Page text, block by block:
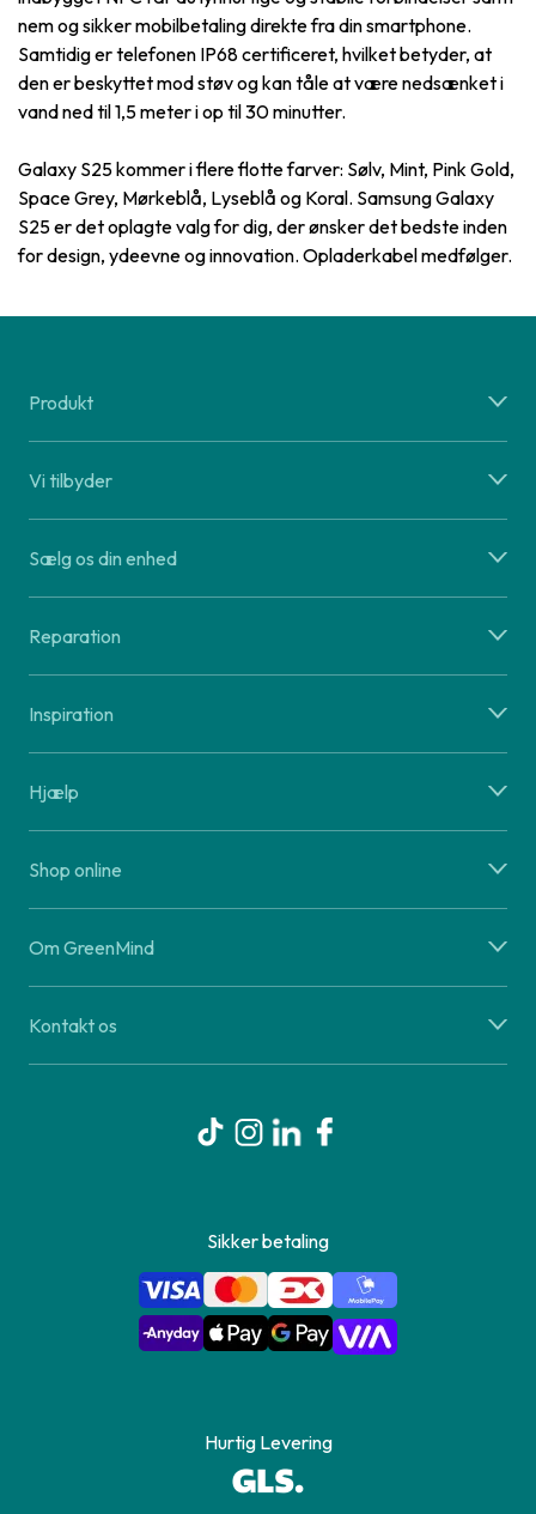
nem og sikker mobilbetaling direkte fra din smartphone.
Samtidig er telefonen IP68 certificeret, hvilket betyder, at
den er beskyttet mod støv og kan tåle at være nedsænket i
vand ned til 1,5 meter i op til 30 minutter.
Galaxy S25 kommer i flere flotte farver: Sølv, Mint, Pink Gold,
Space Grey, Mørkeblå, Lyseblå og Koral. Samsung Galaxy
S25 er det oplagte valg for dig, der ønsker det bedste inden
for design, ydeevne og innovation. Opladerkabel medfølger.
Produkt
Vi tilbyder
Sælg os din enhed
Reparation
Inspiration
Hjælp
Shop online
Om GreenMind
Kontakt os
Sikker betaling
Hurtig Levering